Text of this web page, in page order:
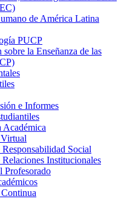
de América Latina
PUCP
la Enseñanza de las
e Informes
Social
Institucionales
Profesorado